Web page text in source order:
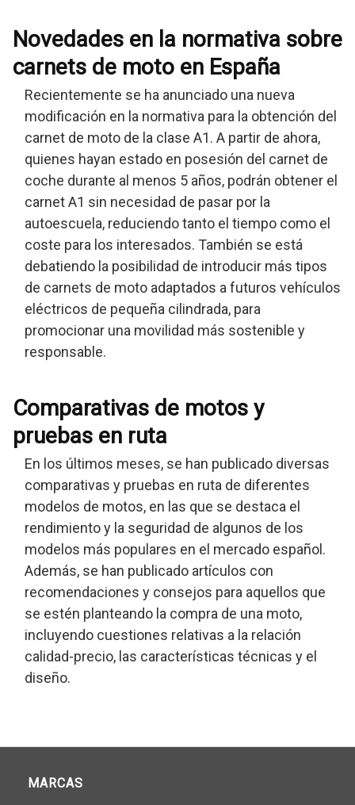
Novedades en la normativa sobre
carnets de moto en España
Recientemente se ha anunciado una nueva
modificación en la normativa para la obtención del
carnet de moto de la clase A1. A partir de ahora,
quienes hayan estado en posesión del carnet de
coche durante al menos 5 años, podrán obtener el
carnet A1 sin necesidad de pasar por la
autoescuela, reduciendo tanto el tiempo como el
coste para los interesados. También se está
debatiendo la posibilidad de introducir más tipos
de carnets de moto adaptados a futuros vehículos
eléctricos de pequeña cilindrada, para
promocionar una movilidad más sostenible y
responsable.
Comparativas de motos y
pruebas en ruta
En los últimos meses, se han publicado diversas
comparativas y pruebas en ruta de diferentes
modelos de motos, en las que se destaca el
rendimiento y la seguridad de algunos de los
modelos más populares en el mercado español.
Además, se han publicado artículos con
recomendaciones y consejos para aquellos que
se estén planteando la compra de una moto,
incluyendo cuestiones relativas a la relación
calidad-precio, las características técnicas y el
diseño.
MARCAS